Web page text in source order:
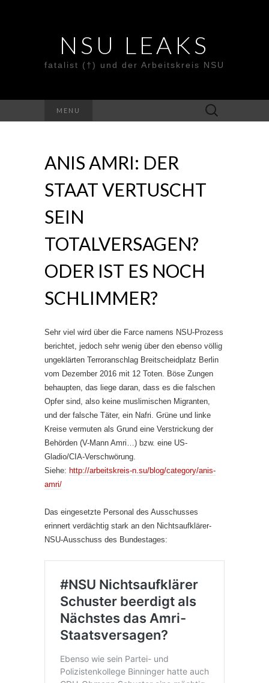
NSU LEAKS
fatalist (†) und der Arbeitskreis NSU
MENU
Suche
nach:
ANIS AMRI: DER
STAAT VERTUSCHT
SEIN
TOTALVERSAGEN?
ODER IST ES NOCH
SCHLIMMER?
Sehr viel wird über die Farce namens NSU-Prozess
berichtet, jedoch sehr wenig über den ebenso völlig
ungeklärten Terroranschlag Breitscheidplatz Berlin
vom Dezember 2016 mit 12 Toten. Böse Zungen
behaupten, das liege daran, dass es die falschen
Opfer sind, also keine muslimischen Migranten,
und der falsche Täter, ein Nafri. Grüne und linke
Kreise vermuten als Grund eine Verstrickung der
Behörden (V-Mann Amri…) bzw. eine US-
Gladio/CIA-Verschwörung.
Siehe: http://arbeitskreis-n.su/blog/category/anis-
amri/
Das eingesetzte Personal des Ausschusses
erinnert verdächtig stark an den Nichtsaufklärer-
NSU-Ausschuss des Bundestages: